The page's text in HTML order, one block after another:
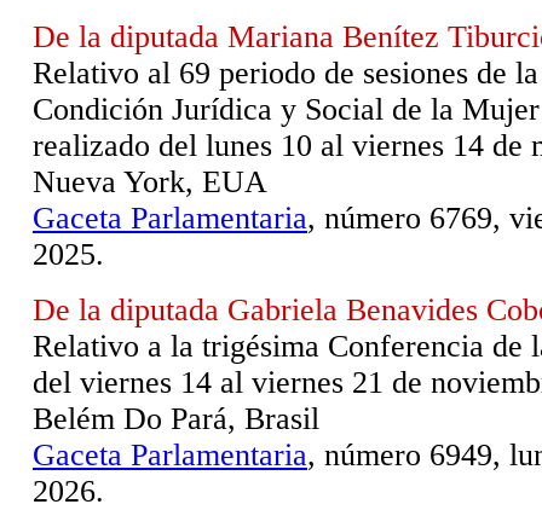
De la diputada Mariana Benítez
Relativo al 69 periodo de sesiones de
Condición Jurídica y Social de la
realizado del lunes 10 al viernes 14 de
Nueva York, EUA
Gaceta Parlamentaria, número 6769,
2025.
De la diputada Gabriela Benavides
Relativo a la trigésima Conferencia de
del viernes 14 al viernes 21 de
Belém Do Pará, Brasil
Gaceta Parlamentaria, número 6949,
2026.